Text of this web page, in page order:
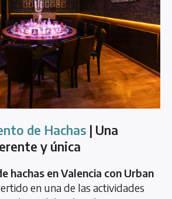
de Hachas | Una
y única
hachas en Valencia con Urban
en una de las actividades